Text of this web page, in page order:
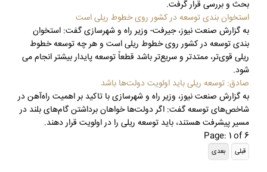
بحث و بررسی قرار گرفت.
استخوان بندی توسعه در کشور روی خطوط ریلی است
به گزارش صنعت نیوز، جیرفت- وزیر راه و شهرسازی گفت: استخوان
بندی توسعه در کشور روی خطوط ریلی است و هر چه توسعه خطوط
ریلی قوی‌تر، ممتدتر و سریع‌تر باشد قطعاً توسعه پایدار بیشتر انجام می
شود.
صادق: توسعه ریلی باید اولویت دولت‌ها باشد
به گزارش صنعت نیوز، وزیر راه و شهرسازی با تاکید بر اهمیت راه‌آهن در
شاخص‌های توسعه گفت: اگر دولت‌ها خواهان برداشتن گام‌های بلند در
مسیر پیشرفت هستند، باید توسعه ریلی را در اولویت قرار دهند.
Page: 1 of 6